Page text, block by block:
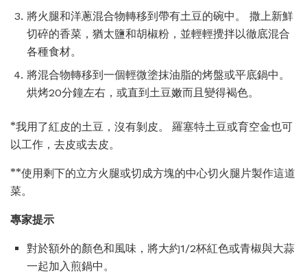
將火腿和洋蔥混合物轉移到帶有土豆的碗中。 撒上新鮮
切碎的香菜，猶太鹽和胡椒粉，並輕輕攪拌以徹底混合
各種食材。
將混合物轉移到一個輕微塗抹油脂的烤盤或平底鍋中。
烘烤20分鐘左右，或直到土豆嫩而且變得褐色。
*我用了紅皮的土豆，沒有剝皮。 羅塞特土豆或育空金也可
以工作，去皮或去皮。
**使用剩下的立方火腿或切成方塊的中心切火腿片製作這道
菜。
專家提示
對於額外的顏色和風味，將大約1/2杯紅色或青椒與大蒜
一起加入煎鍋中。